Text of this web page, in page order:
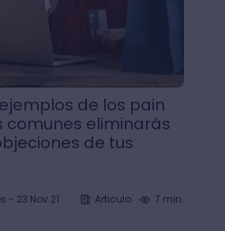
de los pain
comunes eliminarás
de tus
- 23 Nov 21 Articulo 7 min.